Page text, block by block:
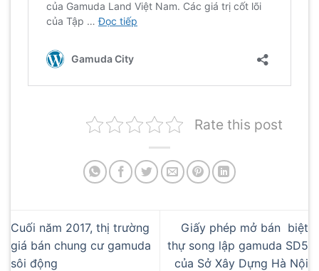
Rate this post
Cuối năm 2017, thị trường
giá bán chung cư gamuda
sôi động
Giấy phép mở bán biệt
thự song lập gamuda SD5
của Sở Xây Dựng Hà Nội